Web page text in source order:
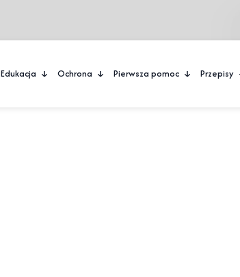
Edukacja Ochrona Pierwsza pomoc Przepisy